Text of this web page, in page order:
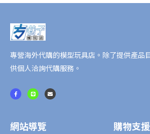
專營海外代購的模型玩具店。除了提供產品
供個人洽詢代購服務。
F
a
c
k
-
L
i
n
E
n
v
網站導覽 購物支援